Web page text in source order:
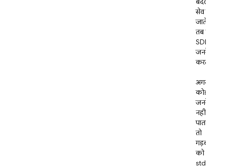
सेव किए
जाते हैं,
तब नए
SDK
जनरेट
करता है.
अगर
कोड
जनरेट
नहीं हो
पाता है,
तो
गड़बड़ियों
को
stdout